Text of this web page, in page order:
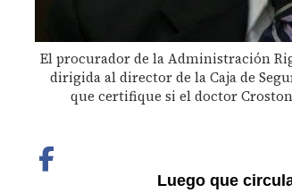
El procurador de la Administración
dirigida al director de la Caja de
que certifique si el doctor
Luego que